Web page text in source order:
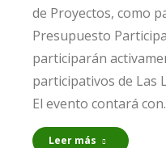
de Proyectos, como
Presupuesto
participarán
participativos de Las
El evento contará
Leer más